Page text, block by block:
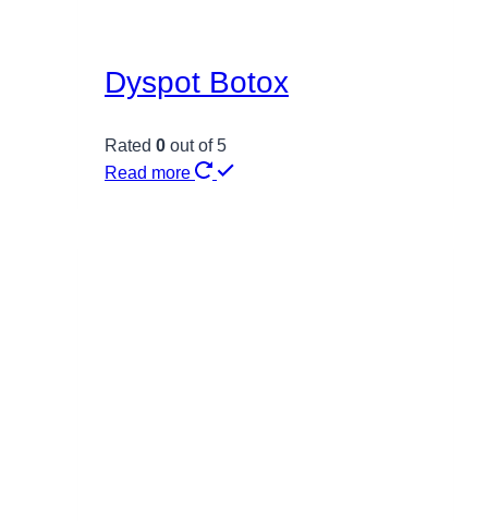
Dyspot Botox
Rated 0 out of 5
Read more